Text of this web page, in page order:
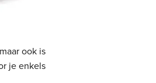
ook is
je enkels